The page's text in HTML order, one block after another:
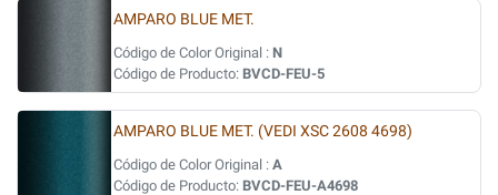
AMPARO BLUE MET.
Código de Color Original : N
Código de Producto: BVCD-FEU-5
AMPARO BLUE MET. (VEDI XSC 2608 4698)
Código de Color Original : A
Código de Producto: BVCD-FEU-A4698